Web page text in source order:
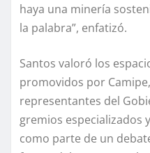
haya una minería
la palabra”, enfatizó.
Santos valoró los
promovidos por
representantes del
gremios especializados
como parte de un